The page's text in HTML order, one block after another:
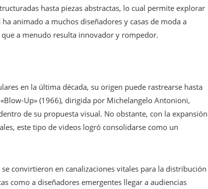
hasta piezas abstractas, lo cual permite explorar
animado a muchos diseñadores y casas de moda a
a menudo resulta innovador y rompedor.
en la última década, su origen puede rastrearse hasta
Up» (1966), dirigida por Michelangelo Antonioni,
de su propuesta visual. No obstante, con la expansión
este tipo de videos logró consolidarse como un
convirtieron en canalizaciones vitales para la distribución
como a diseñadores emergentes llegar a audiencias